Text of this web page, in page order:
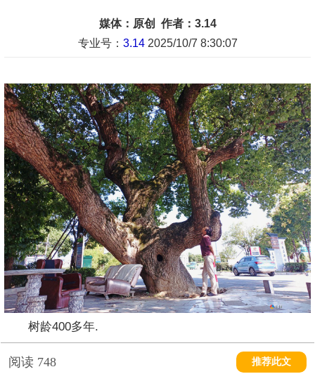
媒体：原创 作者：3.14
专业号： 3.14 2025/10/7 8:30:07
树龄400多年.
阅读 748 推荐此文